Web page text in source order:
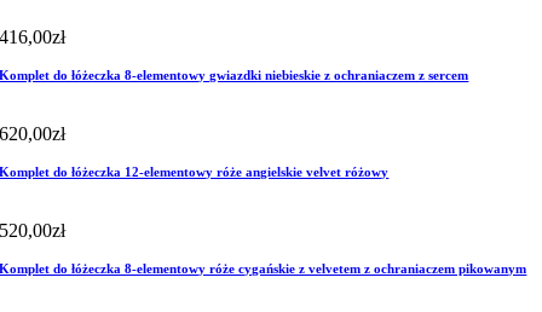
416,00zł
Komplet do łóżeczka 8-elementowy gwiazdki niebieskie z ochraniaczem z sercem
620,00zł
Komplet do łóżeczka 12-elementowy róże angielskie velvet różowy
520,00zł
Komplet do łóżeczka 8-elementowy róże cygańskie z velvetem z ochraniaczem pikowanym